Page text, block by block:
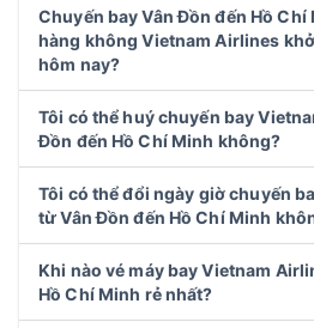
Chuyến bay Vân Đồn đến Hồ Chí
hàng không Vietnam Airlines
hôm nay?
Tôi có thể huý chuyến bay
Đồn đến Hồ Chí Minh không?
Tôi có thể đổi ngày giờ chuyến
từ Vân Đồn đến Hồ Chí Minh
Khi nào vé máy bay Vietnam
Hồ Chí Minh rẻ nhất?